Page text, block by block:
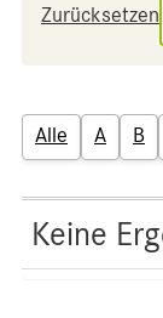
Zurücksetzen
Alle A B
Keine